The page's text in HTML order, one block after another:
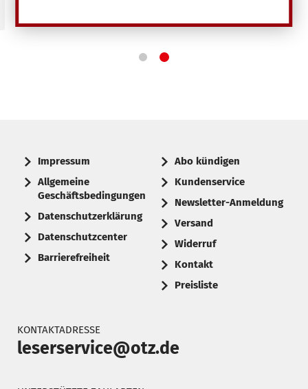
Impressum
Allgemeine
Geschäftsbedingungen
Datenschutzerklärung
Datenschutzcenter
Barrierefreiheit
Abo kündigen
Kundenservice
Newsletter-Anmeldung
Versand
Widerruf
Kontakt
Preisliste
KONTAKTADRESSE
leserservice@otz.de